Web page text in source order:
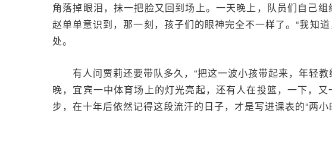
角落掉眼泪，抹一把脸又回到场上。一天晚上，队员们自己
赵单单意识到，那一刻，孩子们的眼神完全不一样了。“我知
处。
有人问贾莉还要带队多久，“把这一波小孩带起来，年轻
晚，宜宾一中体育场上的灯光亮起，还有人在投篮，一下，
步，在十年后依然记得这段流汗的日子，才是写进课表的“两小